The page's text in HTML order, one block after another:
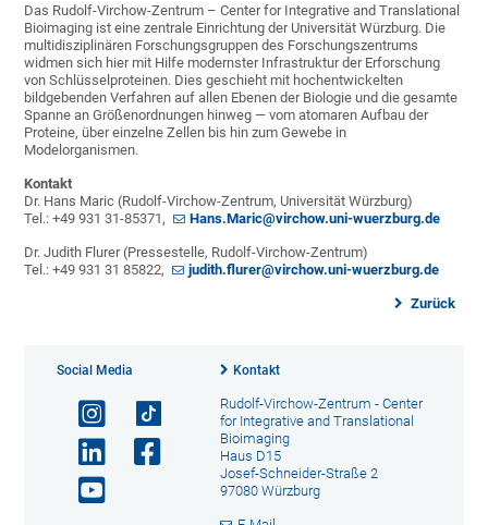
Das Rudolf-Virchow-Zentrum – Center for Integrative and Translational
Bioimaging ist eine zentrale Einrichtung der Universität Würzburg. Die
multidisziplinären Forschungsgruppen des Forschungszentrums
widmen sich hier mit Hilfe modernster Infrastruktur der Erforschung
von Schlüsselproteinen. Dies geschieht mit hochentwickelten
bildgebenden Verfahren auf allen Ebenen der Biologie und die gesamte
Spanne an Größenordnungen hinweg — vom atomaren Aufbau der
Proteine, über einzelne Zellen bis hin zum Gewebe in
Modelorganismen.
Kontakt
Dr. Hans Maric (Rudolf-Virchow-Zentrum, Universität Würzburg)
Tel.: +49 931 31-85371,
Hans.Maric@virchow.uni-wuerzburg.de
Dr. Judith Flurer (Pressestelle, Rudolf-Virchow-Zentrum)
Tel.: +49 931 31 85822,
judith.flurer@virchow.uni-wuerzburg.de
Zurück
Social Media Kontakt
Rudolf-Virchow-Zentrum - Center
for Integrative and Translational
Bioimaging
Haus D15
Josef-Schneider-Straße 2
97080 Würzburg